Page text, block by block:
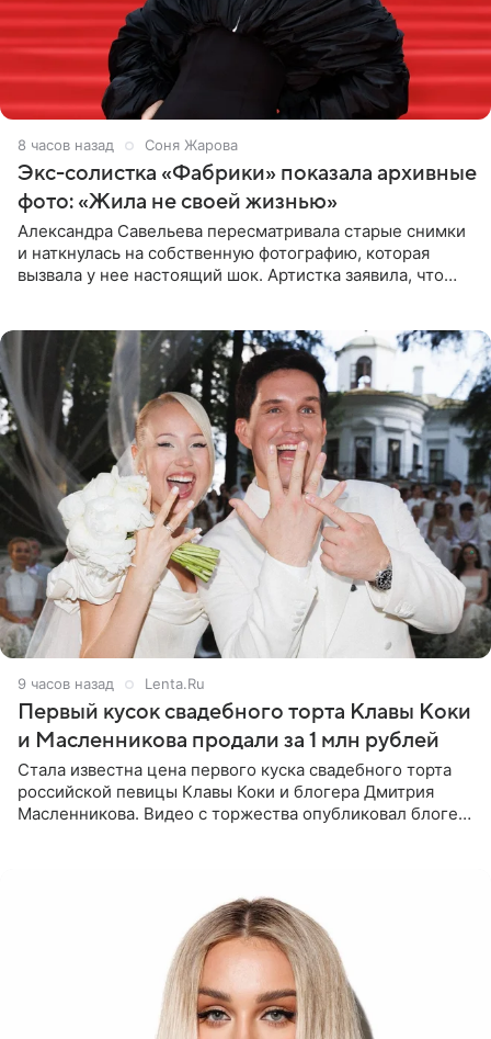
8 часов назад Соня Жарова
Экс-солистка «Фабрики» показала архивные
фото: «Жила не своей жизнью»
Александра Савельева пересматривала старые снимки
и наткнулась на собственную фотографию, которая
вызвала у нее настоящий шок. Артистка заявила, что
9 часов назад Lenta.Ru
Первый кусок свадебного торта Клавы Коки
и Масленникова продали за 1 млн рублей
Стала известна цена первого куска свадебного торта
российской певицы Клавы Коки и блогера Дмитрия
Масленникова. Видео с торжества опубликовал блогер